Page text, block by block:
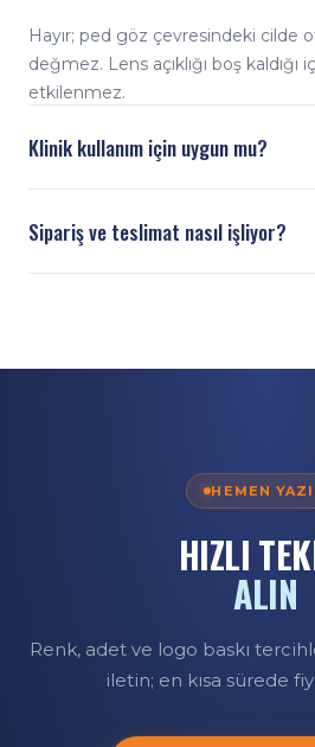
Hayır; ped göz çevresindeki cilde
değmez. Lens açıklığı boş kaldığı
etkilenmez.
Klinik kullanım için uygun mu?
klinik ortam gereksinimlerine
Sipariş ve teslimat nasıl işliyor?
HEMEN
HIZLI
ALIN
Renk, adet ve logo baskı
iletin; en kısa sürede